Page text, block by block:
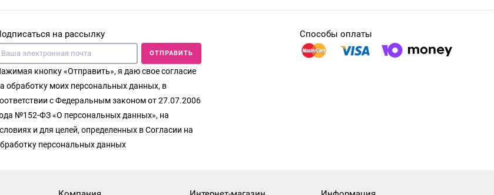
на рассылку
ОТПРАВИТЬ
кнопку «Отправить», я даю свое согласие
обработку моих персональных данных, в
с Федеральным законом от 27.07.2006
№152-ФЗ «О персональных данных», на
и для целей, определенных в Согласии на
персональных данных
Способы оплаты